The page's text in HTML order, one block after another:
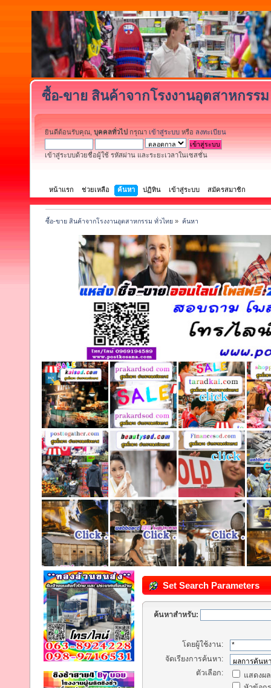
ซื้อ-ขาย สินค้าจากโรงงานอุตสาหกรร
ยินดีต้อนรับคุณ, บุคคลทั่วไป กรุณา เข้าสู่ระบบ หรือ ลงทะเบียน
เข้าสู่ระบบด้วยชื่อผู้ใช้ รหัสผ่าน และระยะเวลาในเซสชั่น
หน้าแรก ช่วยเหลือ ค้นหา ปฏิทิน เข้าสู่ระบบ สมัครสมาชิก
ซื้อ-ขาย สินค้าจากโรงงานอุตสาหกรรม ทั่วไทย » ค้นหา
Set Search Parameters
ค้นหาสำหรับ:
โดยผู้ใช้งาน:
จัดเรียงการค้นหา:
ตัวเลือก:
แสดงผ